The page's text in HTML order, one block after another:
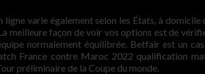
ligne varie également selon les États, à
meilleure façon de voir vos options est de
normalement équilibrée. Betfair est un
France contre Maroc 2022 qualification
préliminaire de la Coupe du monde.